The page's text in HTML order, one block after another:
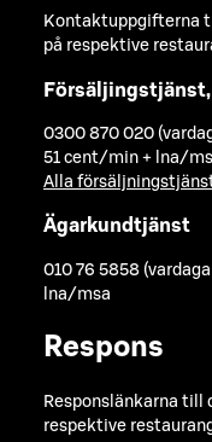
Kontaktuppgifterna
på respektive
0300 870 020
51 cent/min + lna/
Alla
Ägarkundtjänst
010 76 5858
lna/msa
Respons
Responslänkarna till
respektive